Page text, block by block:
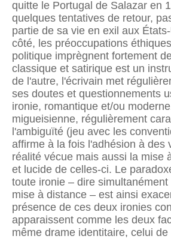
quitte le Portugal de Salazar en
quelques tentatives de retour,
partie de sa vie en exil aux
côté, les préoccupations
politique imprègnent fortement
classique et satirique est un
de l'autre, l'écrivain met
ses doutes et questionnements
ironie, romantique et/ou
migueisienne, régulièrement
l'ambiguïté (jeu avec les
affirme à la fois l'adhésion à des
réalité vécue mais aussi la mise
et lucide de celles-ci. Le
toute ironie – dire
mise à distance – est ainsi
présence de ces deux ironies
apparaissent comme les deux
même drame identitaire, celui